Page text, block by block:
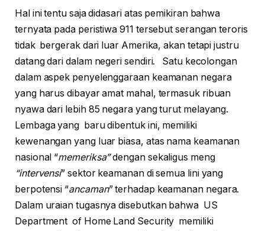
Hal ini tentu saja didasari atas pemikiran bahwa
ternyata pada peristiwa 911 tersebut serangan teroris
tidak bergerak dari luar Amerika, akan tetapi justru
datang dari dalam negeri sendiri. Satu kecolongan
dalam aspek penyelenggaraan keamanan negara
yang harus dibayar amat mahal, termasuk ribuan
nyawa dari lebih 85 negara yang turut melayang.
Lembaga yang baru dibentuk ini, memiliki
kewenangan yang luar biasa, atas nama keamanan
nasional “memeriksa”dengan sekaligus meng
“intervensi” sektor keamanan di semua lini yang
berpotensi “ancaman” terhadap keamanan negara.
Dalam uraian tugasnya disebutkan bahwa US
Department of Home Land Security memiliki